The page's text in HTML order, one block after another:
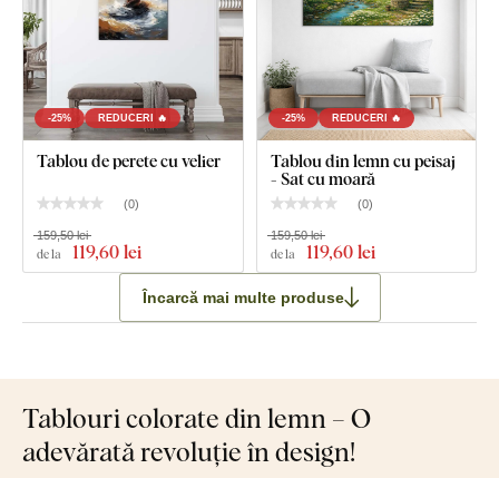
-25% REDUCERI 🔥
Tablou de perete cu velier
(0)
de la 119,60 lei
159,50 lei
-25% REDUCERI 🔥
Tablou din lemn cu peisaj
- Sat cu moară
(0)
de la 119,60 lei
159,50 lei
Încarcă mai multe produse
Tablouri colorate din lemn – O
adevărată revoluție în design!